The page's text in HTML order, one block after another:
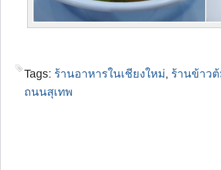
Tags: ร้านอาหารในเชียงใหม่, ร้านข้าว
ถนนสุเทพ